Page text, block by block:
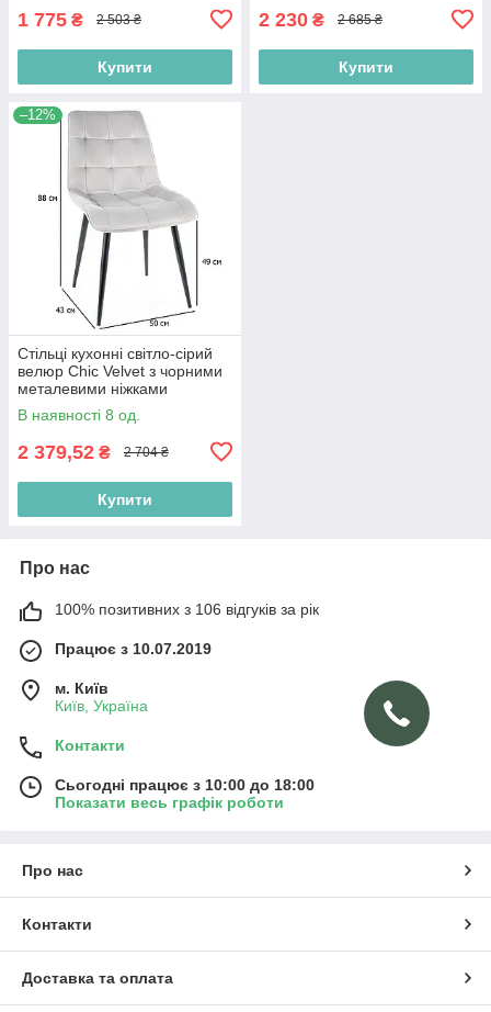
1 775 ₴ 2 503 ₴
Купити
2 230 ₴ 2 685 ₴
Купити
–12%
Стільці кухонні світло-сірий
велюр Chic Velvet з чорними
металевими ніжками
В наявності 8 од.
2 379,52 ₴ 2 704 ₴
Купити
Про нас
100% позитивних з 106 відгуків за рік
Працює з 10.07.2019
м. Київ
Київ, Україна
Контакти
Сьогодні працює з 10:00 до 18:00
Показати весь графік роботи
Про нас
Контакти
Доставка та оплата